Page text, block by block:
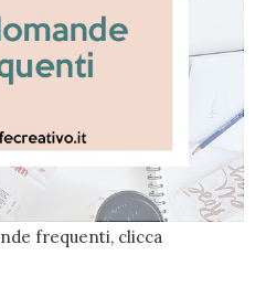
frequenti, clicca